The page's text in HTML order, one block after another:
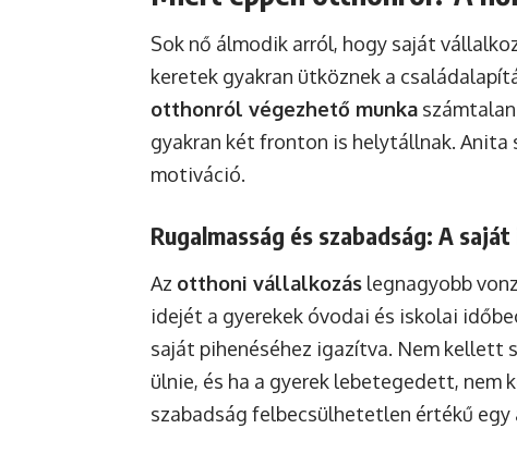
Sok nő álmodik arról, hogy saját
keretek gyakran ütköznek a
otthonról végezhető munka
gyakran két fronton is helytállnak. Anita
motiváció.
Rugalmasság és szabadság: A
Az otthoni vállalkozás legnagyobb
idejét a gyerekek óvodai és iskolai
saját pihenéséhez igazítva. Nem kellett
ülnie, és ha a gyerek lebetegedett, nem
szabadság felbecsülhetetlen értékű egy